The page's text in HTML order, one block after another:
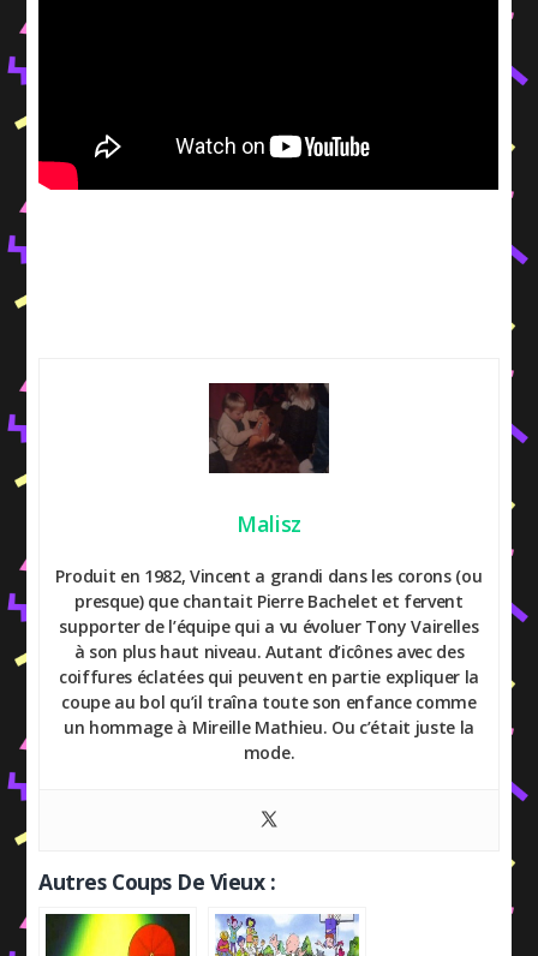
Malisz
Produit en 1982, Vincent a grandi dans les corons (ou
presque) que chantait Pierre Bachelet et fervent
supporter de l’équipe qui a vu évoluer Tony Vairelles
à son plus haut niveau. Autant d’icônes avec des
coiffures éclatées qui peuvent en partie expliquer la
coupe au bol qu’il traîna toute son enfance comme
un hommage à Mireille Mathieu. Ou c’était juste la
mode.
Autres Coups De Vieux :